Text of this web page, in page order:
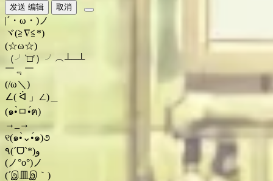
发送 编辑 取消
|´・ω・)ノ
ヾ(≧∇≦*)ゝ
(☆ω☆)
（╯‵□′）╯︵┴─┴
￣﹃￣
(/ω＼)
∠( ᐛ 」∠)＿
(๑•̀ㅁ•́ฅ)
→_→
୧(๑•̀⌄•́๑)૭
٩(ˊᗜˋ*)و
(ノ°ο°)ノ
(´இ皿இ｀)